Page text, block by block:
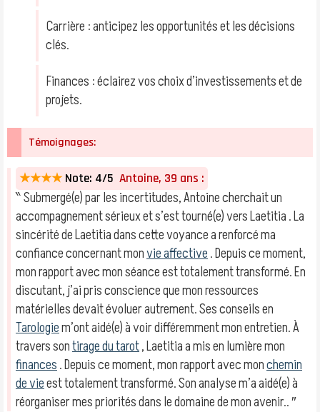
Carrière : anticipez les opportunités et les décisions
clés.
Finances : éclairez vos choix d’investissements et de
projets.
Témoignages:
★★★★ Note: 4/5 Antoine, 39 ans :
‶ Submergé(e) par les incertitudes, Antoine cherchait un
accompagnement sérieux et s’est tourné(e) vers Laetitia . La
sincérité de Laetitia dans cette voyance a renforcé ma
confiance concernant monvie affective. Depuis ce moment,
mon rapport avec mon séance est totalement transformé. En
discutant, j’ai pris conscience que mon ressources
matérielles devait évoluer autrement. Ses conseils en
Tarologiem’ont aidé(e) à voir différemment mon entretien. À
travers sontirage du tarot, Laetitia a mis en lumière mon
finances. Depuis ce moment, mon rapport avec monchemin
de vieest totalement transformé. Son analyse m’a aidé(e) à
réorganiser mes priorités dans le domaine de mon avenir.. ″